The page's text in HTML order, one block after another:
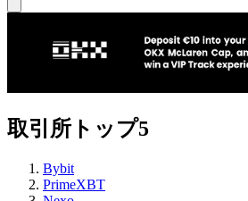
取引所トップ5
Bybit
PrimeXBT